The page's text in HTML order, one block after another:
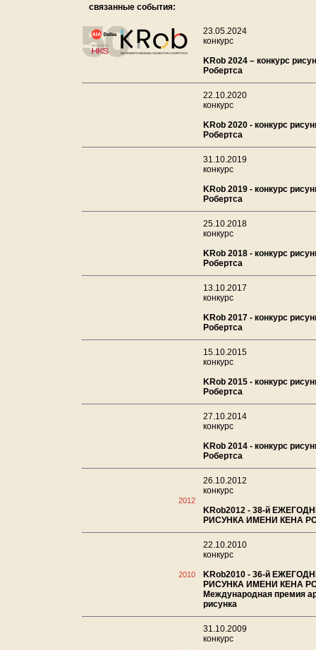
связанные события:
23.05.2024
конкурс
KRob 2024 – конкурс
Робертса
22.10.2020
конкурс
KRob 2020 - конкурс
Робертса
31.10.2019
конкурс
KRob 2019 - конкурс
Робертса
25.10.2018
конкурс
KRob 2018 - конкурс
Робертса
13.10.2017
конкурс
KRob 2017 - конкурс
Робертса
15.10.2015
конкурс
KRob 2015 - конкурс
Робертса
27.10.2014
конкурс
KRob 2014 - конкурс
Робертса
2012
26.10.2012
конкурс
KRob2012 - 38-й
РИСУНКА ИМЕНИ КЕНА
2010
22.10.2010
конкурс
KRob2010 - 36-й
РИСУНКА ИМЕНИ КЕНА
Международная премия
рисунка
31.10.2009
конкурс